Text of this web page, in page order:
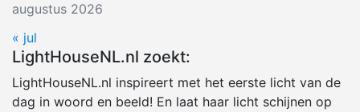
augustus 2026
« jul
LightHouseNL.nl zoekt:
LightHouseNL.nl inspireert met het eerste licht van de
dag in woord en beeld! En laat haar licht schijnen op